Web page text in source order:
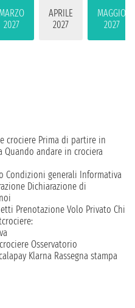
MARZO
2027
APRILE
2027
MAGGIO
2027
crociere Prima di partire in
Quando andare in crociera
Condizioni generali Informativa
Dichiarazione di
Prenotazione Volo Privato Chi
Osservatorio
Klarna Rassegna stampa